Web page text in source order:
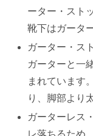
ーター・スト
靴下はガータ
ガーター・ス
ガーターと一
まれています
り、脚部より
ガーターレス
レ落ちるため